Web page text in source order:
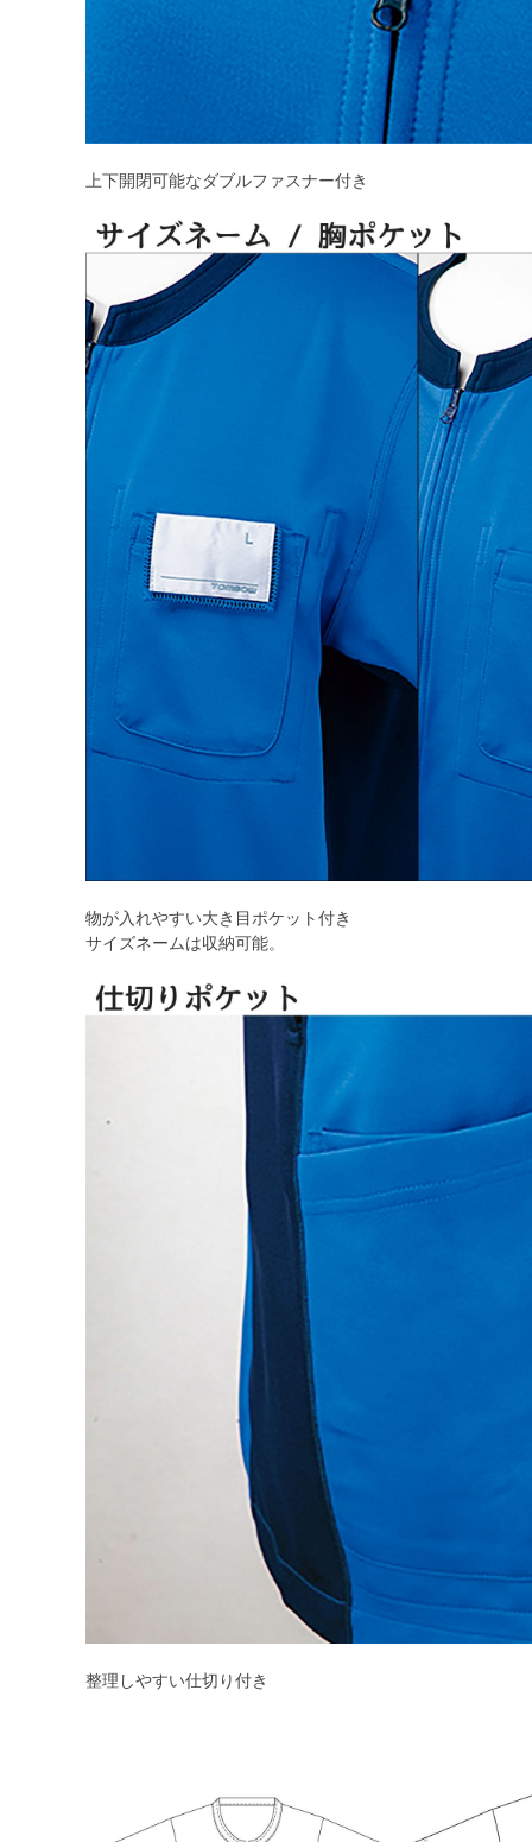
上下開閉可能なダブルファスナー付き
物が入れやすい大き目ポケット付き
サイズネームは収納可能。
整理しやすい仕切り付き